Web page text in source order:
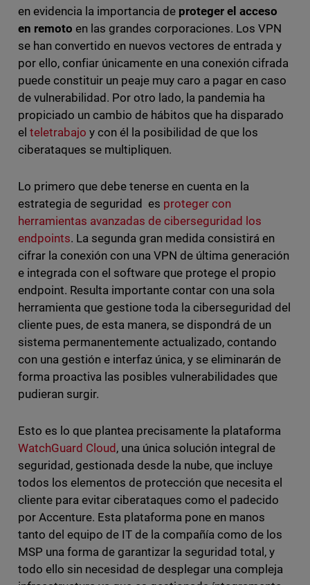
en evidencia la importancia de proteger el acceso
en remoto en las grandes corporaciones. Los VPN
se han convertido en nuevos vectores de entrada y
por ello, confiar únicamente en una conexión cifrada
puede constituir un peaje muy caro a pagar en caso
de vulnerabilidad. Por otro lado, la pandemia ha
propiciado un cambio de hábitos que ha disparado
el teletrabajo y con él la posibilidad de que los
ciberataques se multipliquen.
Lo primero que debe tenerse en cuenta en la
estrategia de seguridad es proteger con
herramientas avanzadas de ciberseguridad los
endpoints. La segunda gran medida consistirá en
cifrar la conexión con una VPN de última generación
e integrada con el software que protege el propio
endpoint. Resulta importante contar con una sola
herramienta que gestione toda la ciberseguridad del
cliente pues, de esta manera, se dispondrá de un
sistema permanentemente actualizado, contando
con una gestión e interfaz única, y se eliminarán de
forma proactiva las posibles vulnerabilidades que
pudieran surgir.
Esto es lo que plantea precisamente la plataforma
WatchGuard Cloud , una única solución integral de
seguridad, gestionada desde la nube, que incluye
todos los elementos de protección que necesita el
cliente para evitar ciberataques como el padecido
por Accenture. Esta plataforma pone en manos
tanto del equipo de IT de la compañía como de los
MSP una forma de garantizar la seguridad total, y
todo ello sin necesidad de desplegar una compleja